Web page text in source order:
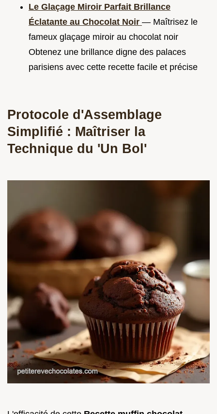
Le Glaçage Miroir Parfait Brillance
Éclatante au Chocolat Noir — Maîtrisez le
fameux glaçage miroir au chocolat noir
Obtenez une brillance digne des palaces
parisiens avec cette recette facile et précise
Protocole d'Assemblage
Simplifié : Maîtriser la
Technique du 'Un Bol'